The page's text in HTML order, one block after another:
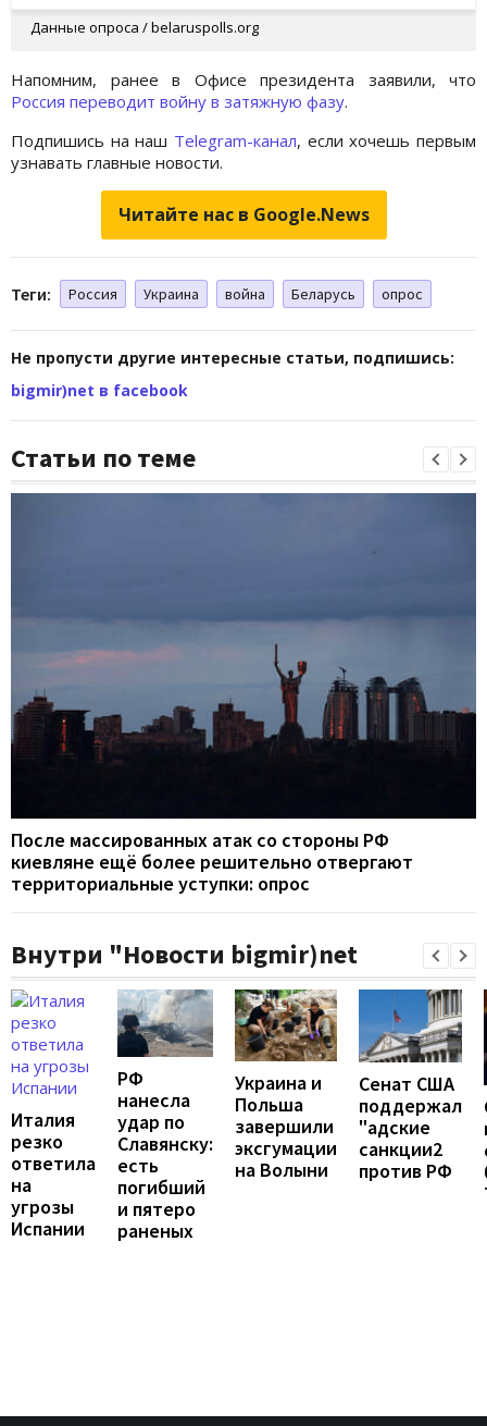
Данные опроса / belaruspolls.org
Напомним, ранее в Офисе президента заявили, что
Россия переводит войну в затяжную фазу.
Подпишись на наш Telegram-канал, если хочешь первым
узнавать главные новости.
Читайте нас в Google.News
Теги: Россия Украина война Беларусь опрос
Не пропусти другие интересные статьи, подпишись:
bigmir)net в facebook
Статьи по теме
После массированных атак со стороны РФ
киевляне ещё более решительно отвергают
территориальные уступки: опрос
Внутри "Новости bigmir)net
Италия
резко
ответила
на
угрозы
Испании
РФ
нанесла
удар по
Славянску:
есть
погибший
и пятеро
раненых
Украина и
Польша
завершили
эксгумации
на Волыни
Сенат США
поддержал
"адские
санкции2
против РФ